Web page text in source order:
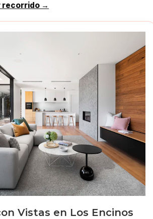
recorrido →
Vistas en Los Encinos